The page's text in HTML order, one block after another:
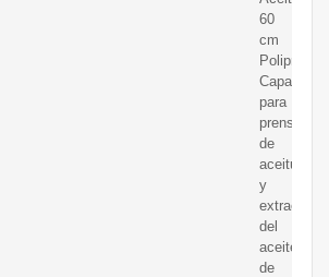
60
cm
para
prensa
de
aceitunas
y
extracción
del
aceite
de